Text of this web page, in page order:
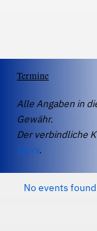
Termine
Alle Angaben in
Gewähr.
Der verbindliche
IServ.
No events